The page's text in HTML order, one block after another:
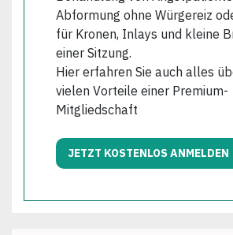
Abformung ohne Würgereiz
für Kronen, Inlays und kleine
einer Sitzung.
Hier erfahren Sie auch alles
vielen Vorteile einer Premium-
Mitgliedschaft
JETZT KOSTENLOS ANMELDEN